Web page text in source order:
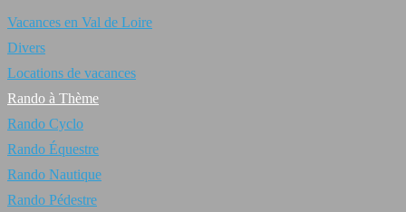
Vacances en Val de Loire
Divers
Locations de vacances
Rando à Thème
Rando Cyclo
Rando Équestre
Rando Nautique
Rando Pédestre